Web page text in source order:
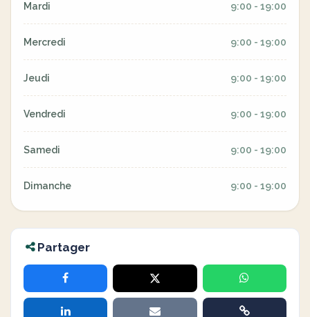
Mardi 9:00 - 19:00
Mercredi 9:00 - 19:00
Jeudi 9:00 - 19:00
Vendredi 9:00 - 19:00
Samedi 9:00 - 19:00
Dimanche 9:00 - 19:00
Partager